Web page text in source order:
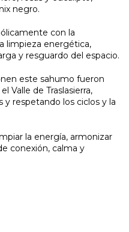
negro.
con la
limpieza energética,
y resguardo del espacio.
este sahumo fueron
Valle de Traslasierra,
y respetando los ciclos y la
la energía, armonizar
conexión, calma y